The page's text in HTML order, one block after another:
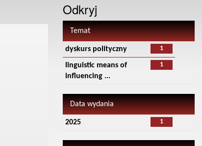
Odkryj
Temat
1
dyskurs polityczny
1
linguistic means of
influencing ...
Data wydania
1
2025